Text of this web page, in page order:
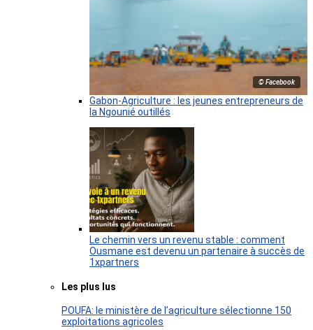
© Facebook
Gabon-Agriculture : les jeunes entrepreneurs de
la Ngounié outillés
Le chemin vers un revenu stable : comment
Ousmane est devenu un partenaire à succès de
1xpartners
Les plus lus
POUFA: le ministère de l’agriculture sélectionne 150
exploitations agricoles